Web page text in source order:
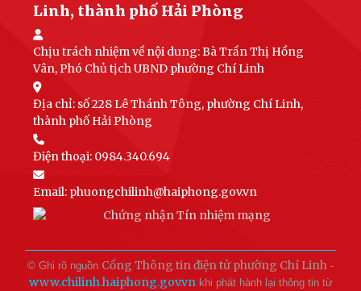
Linh, thành phố Hải Phòng
Chịu trách nhiệm về nội dung:Bà Trần Thị Hồng
Vân, Phó Chủ tịch UBND phường Chí Linh
Địa chỉ: số 228 Lê Thánh Tông, phường Chí Linh,
thành phố Hải Phòng
Điện thoại: 0984.340.694
Email: phuongchilinh@haiphong.gov.vn
© Ghi rõ nguồn Cổng Thông tin điện tử phường Chí Linh -
www.chilinh.haiphong.gov.vnkhi phát hành lại thông tin từ